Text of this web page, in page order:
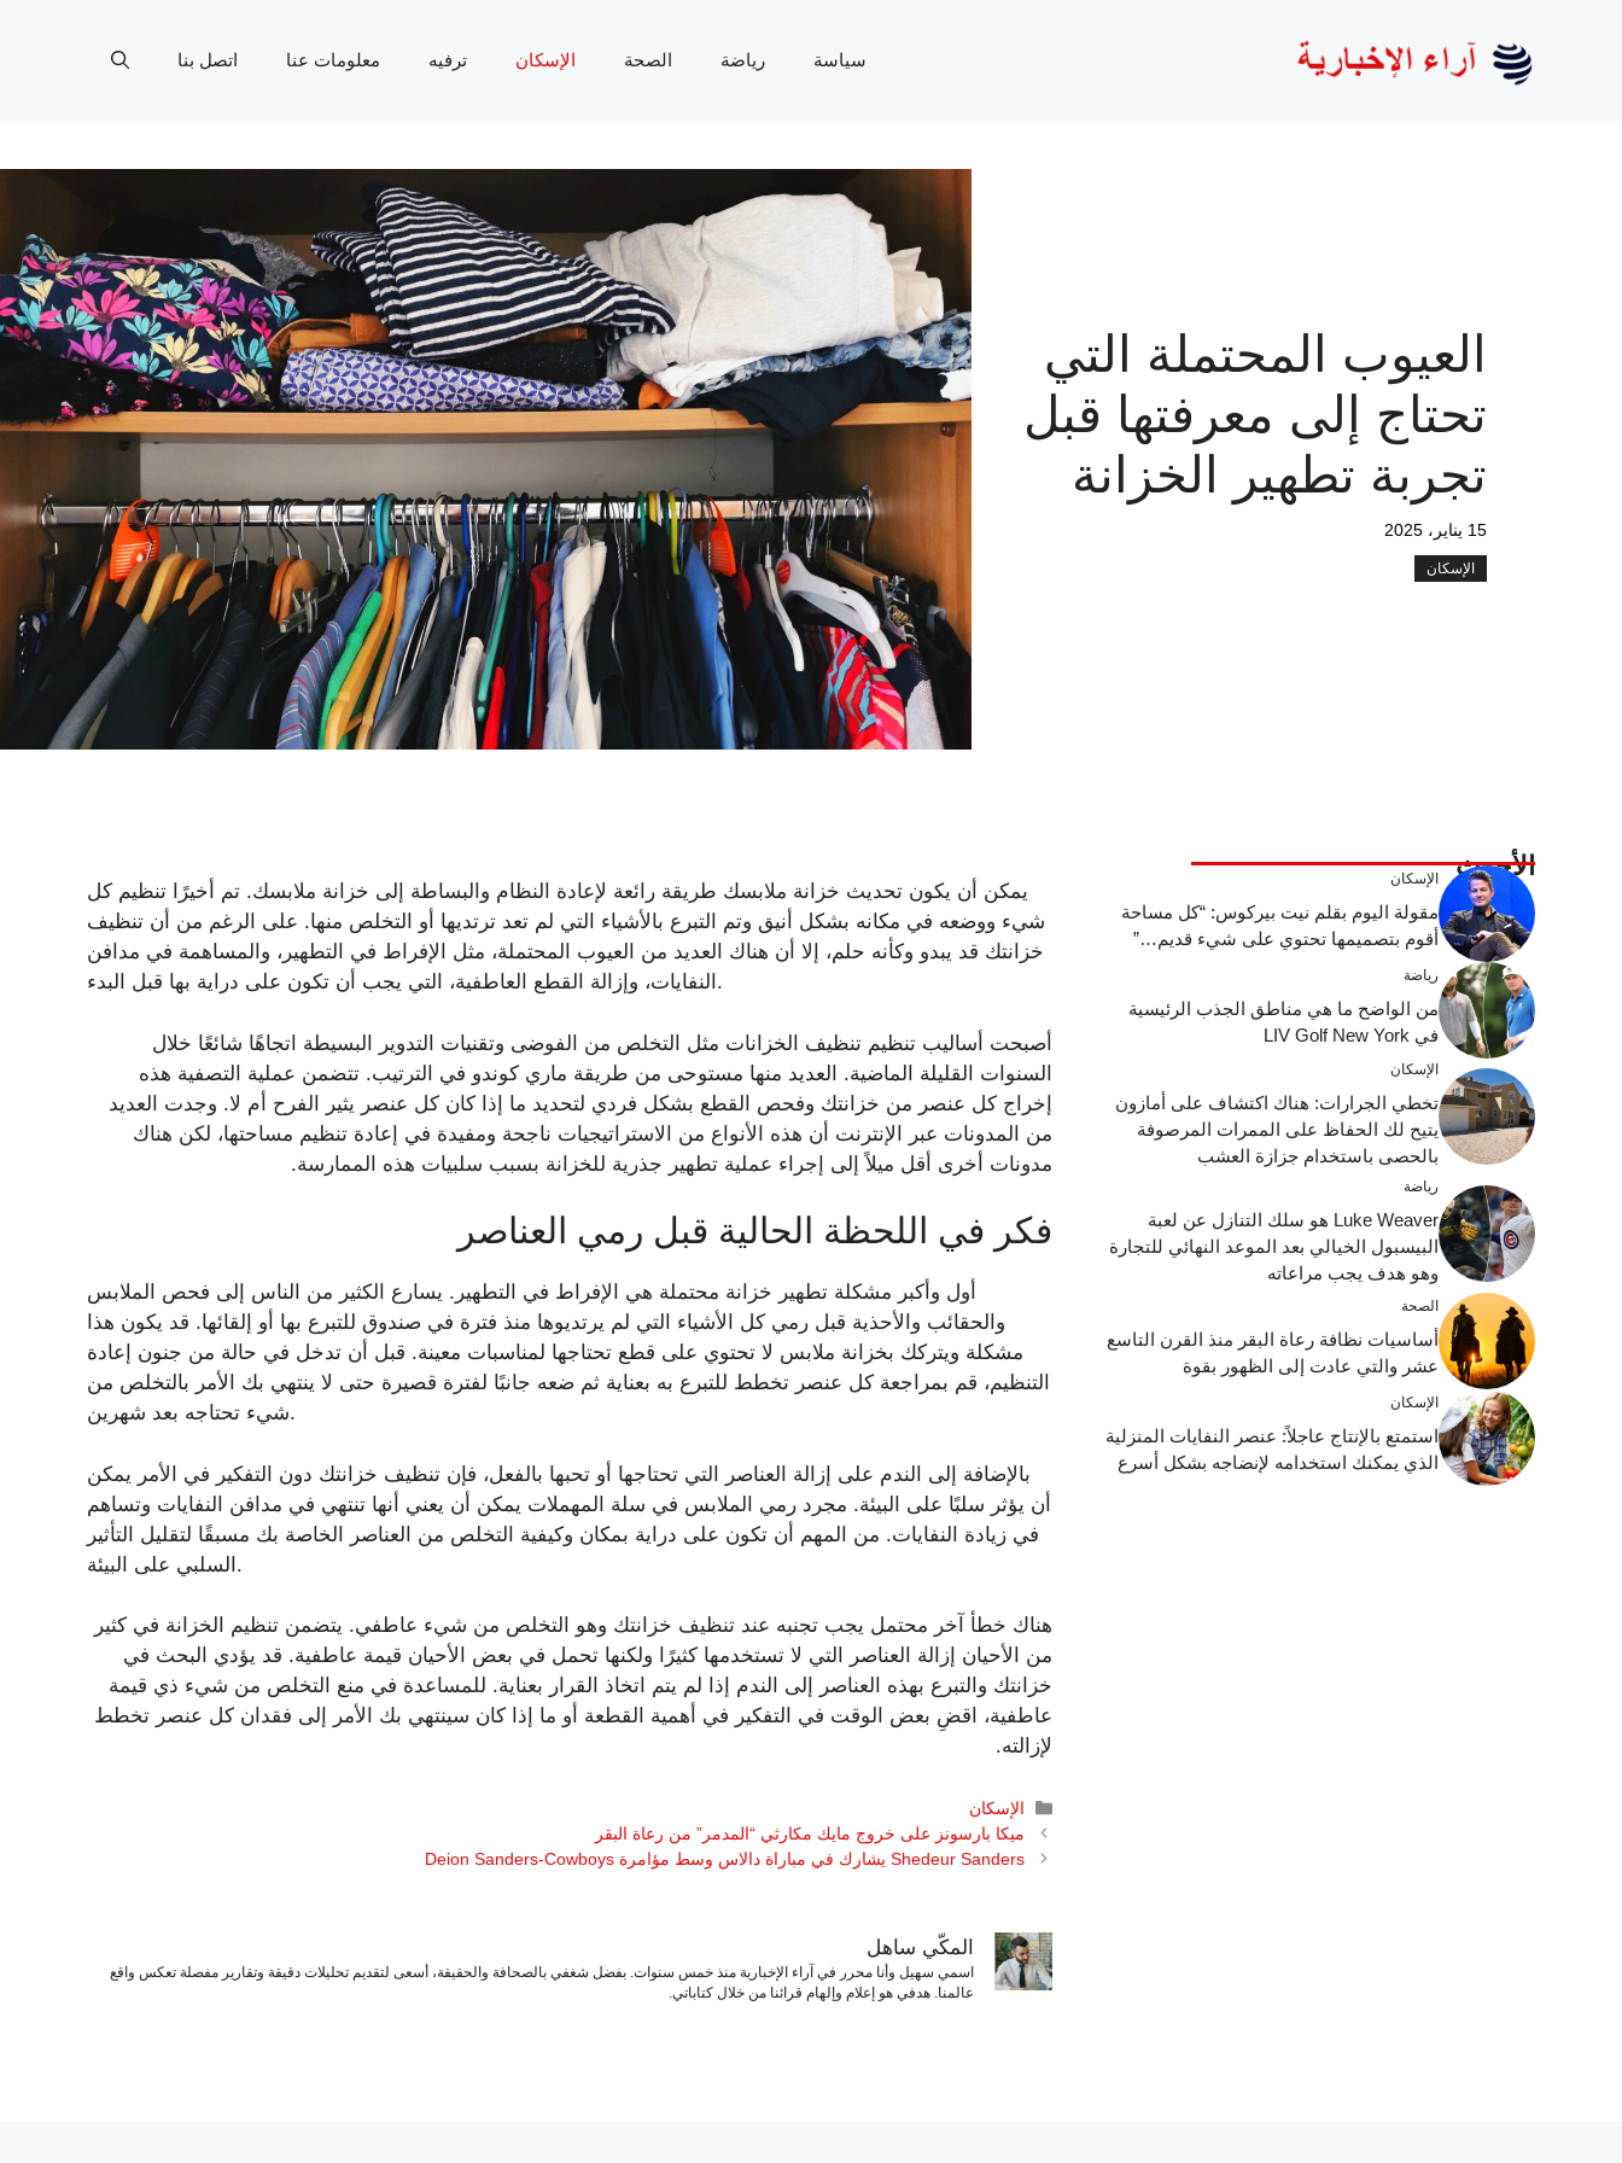
سياسة رياضة الصحة الإسكان ترفيه معلومات عنا اتصل بنا
العيوب المحتملة التي
تحتاج إلى معرفتها قبل
تجربة تطهير الخزانة
15 يناير، 2025
الإسكان
يمكن أن يكون تحديث خزانة ملابسك طريقة رائعة لإعادة النظام والبساطة إلى خزانة ملابسك. تم أخيرًا تنظيم كل
شيء ووضعه في مكانه بشكل أنيق وتم التبرع بالأشياء التي لم تعد ترتديها أو التخلص منها. على الرغم من أن تنظيف
خزانتك قد يبدو وكأنه حلم، إلا أن هناك العديد من العيوب المحتملة، مثل الإفراط في التطهير، والمساهمة في مدافن
النفايات، وإزالة القطع العاطفية، التي يجب أن تكون على دراية بها قبل البدء.
أصبحت أساليب تنظيم تنظيف الخزانات مثل التخلص من الفوضى وتقنيات التدوير البسيطة اتجاهًا شائعًا خلال
السنوات القليلة الماضية. العديد منها مستوحى من طريقة ماري كوندو في الترتيب. تتضمن عملية التصفية هذه
إخراج كل عنصر من خزانتك وفحص القطع بشكل فردي لتحديد ما إذا كان كل عنصر يثير الفرح أم لا. وجدت العديد
من المدونات عبر الإنترنت أن هذه الأنواع من الاستراتيجيات ناجحة ومفيدة في إعادة تنظيم مساحتها، لكن هناك
مدونات أخرى أقل ميلاً إلى إجراء عملية تطهير جذرية للخزانة بسبب سلبيات هذه الممارسة.
فكر في اللحظة الحالية قبل رمي العناصر
أول وأكبر مشكلة تطهير خزانة محتملة هي الإفراط في التطهير. يسارع الكثير من الناس إلى فحص الملابس
والحقائب والأحذية قبل رمي كل الأشياء التي لم يرتديوها منذ فترة في صندوق للتبرع بها أو إلقائها. قد يكون هذا
مشكلة ويتركك بخزانة ملابس لا تحتوي على قطع تحتاجها لمناسبات معينة. قبل أن تدخل في حالة من جنون إعادة
التنظيم، قم بمراجعة كل عنصر تخطط للتبرع به بعناية ثم ضعه جانبًا لفترة قصيرة حتى لا ينتهي بك الأمر بالتخلص من
شيء تحتاجه بعد شهرين.
بالإضافة إلى الندم على إزالة العناصر التي تحتاجها أو تحبها بالفعل، فإن تنظيف خزانتك دون التفكير في الأمر يمكن
أن يؤثر سلبًا على البيئة. مجرد رمي الملابس في سلة المهملات يمكن أن يعني أنها تنتهي في مدافن النفايات وتساهم
في زيادة النفايات. من المهم أن تكون على دراية بمكان وكيفية التخلص من العناصر الخاصة بك مسبقًا لتقليل التأثير
السلبي على البيئة.
هناك خطأ آخر محتمل يجب تجنبه عند تنظيف خزانتك وهو التخلص من شيء عاطفي. يتضمن تنظيم الخزانة في كثير
من الأحيان إزالة العناصر التي لا تستخدمها كثيرًا ولكنها تحمل في بعض الأحيان قيمة عاطفية. قد يؤدي البحث في
خزانتك والتبرع بهذه العناصر إلى الندم إذا لم يتم اتخاذ القرار بعناية. للمساعدة في منع التخلص من شيء ذي قيمة
عاطفية، اقضِ بعض الوقت في التفكير في أهمية القطعة أو ما إذا كان سينتهي بك الأمر إلى فقدان كل عنصر تخطط
لإزالته.
التصنيفات
الإسكان
ميكا بارسونز على خروج مايك مكارثي “المدمر” من رعاة البقر
Shedeur Sanders يشارك في مباراة دالاس وسط مؤامرة Deion Sanders-Cowboys
المكّي ساهل
اسمي سهيل وأنا محرر في آراء الإخبارية منذ خمس سنوات. بفضل شغفي بالصحافة والحقيقة، أسعى لتقديم تحليلات دقيقة وتقارير مفصلة تعكس واقع
عالمنا. هدفي هو إعلام وإلهام قرائنا من خلال كتاباتي.
الأحدث الإسكان
مقولة اليوم بقلم نيت بيركوس: “كل مساحة
أقوم بتصميمها تحتوي على شيء قديم…”
رياضة
من الواضح ما هي مناطق الجذب الرئيسية
في LIV Golf New York
الإسكان
تخطي الجرارات: هناك اكتشاف على أمازون
يتيح لك الحفاظ على الممرات المرصوفة
بالحصى باستخدام جزازة العشب
رياضة
Luke Weaver هو سلك التنازل عن لعبة
البيسبول الخيالي بعد الموعد النهائي للتجارة
وهو هدف يجب مراعاته
الصحة
أساسيات نظافة رعاة البقر منذ القرن التاسع
عشر والتي عادت إلى الظهور بقوة
الإسكان
استمتع بالإنتاج عاجلاً: عنصر النفايات المنزلية
الذي يمكنك استخدامه لإنضاجه بشكل أسرع